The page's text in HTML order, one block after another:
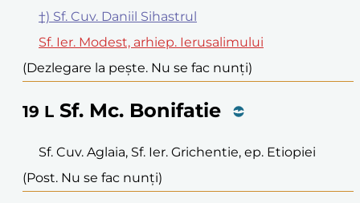
†) Sf. Cuv. Daniil Sihastrul
Sf. Ier. Modest, arhiep. Ierusalimului
(Dezlegare la pește. Nu se fac nunți)
19 L Sf. Mc. Bonifatie
Sf. Cuv. Aglaia, Sf. Ier. Grichentie, ep. Etiopiei
(Post. Nu se fac nunți)